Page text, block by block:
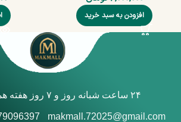
افزودن به سبد خرید
۲۴ ساعت شبانه روز و ۷ روز هفته همراه شماییم
makmall.72025@gmail.com
- 09172275110